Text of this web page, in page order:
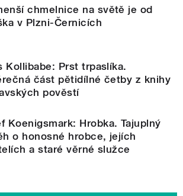
chmelnice na světě je od
v Plzni-Černicích
Kollibabe: Prst trpaslíka.
část pětidílné četby z knihy
pověstí
Koenigsmark: Hrobka. Tajuplný
o honosné hrobce, jejích
a staré věrné služce